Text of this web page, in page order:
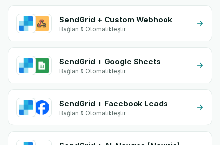
SendGrid + Custom Webhook
Bağlan & Otomatikleştir
SendGrid + Google Sheets
Bağlan & Otomatikleştir
SendGrid + Facebook Leads
Bağlan & Otomatikleştir